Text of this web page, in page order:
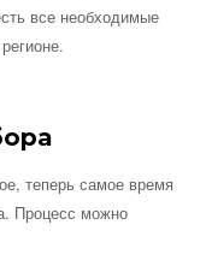
все необходимые
теперь самое время
Процесс можно